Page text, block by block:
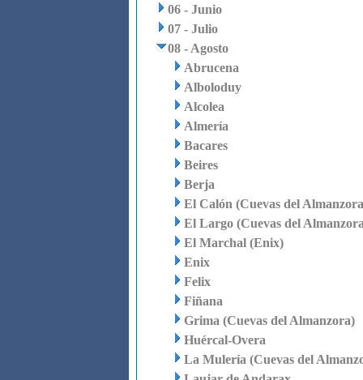
06 - Junio
07 - Julio
08 - Agosto
Abrucena
Alboloduy
Alcolea
Almería
Bacares
Beires
Berja
El Calón (Cuevas del
El Largo (Cuevas del
El Marchal (Enix)
Enix
Felix
Fiñana
Grima (Cuevas del Almanzora)
Huércal-Overa
La Mulería (Cuevas del